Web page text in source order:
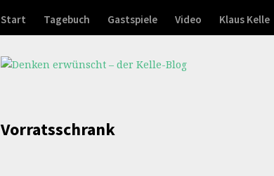
Start Tagebuch Gastspiele Video Klaus Kelle
Vorratsschrank